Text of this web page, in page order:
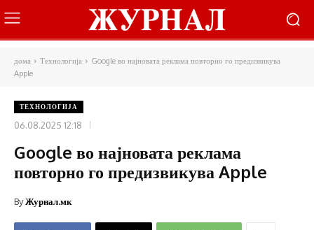
дома Технологија
Google во најновата реклама повторно го предизвикува
Apple
ТЕХНОЛОГИЈА
06.08.2025 12:18
Google во најновата реклама
повторно го предизвикува Apple
ByЖурнал.мк